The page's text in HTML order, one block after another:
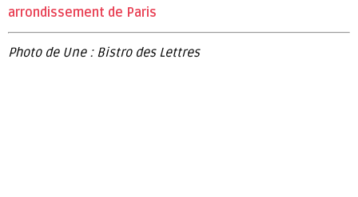
arrondissement de Paris
Photo de Une : Bistro des Lettres